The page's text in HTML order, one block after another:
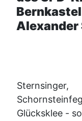
Sternsinger,
Glücksklee -